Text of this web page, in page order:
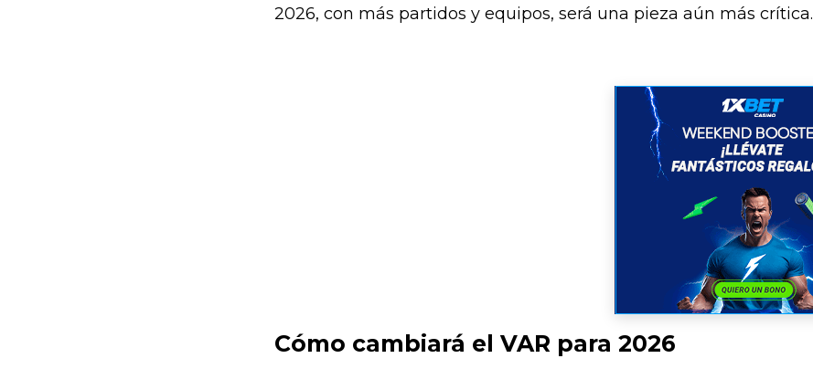
2026, con más partidos y equipos, será una pieza aún más crítica.
Cómo cambiará el VAR para 2026